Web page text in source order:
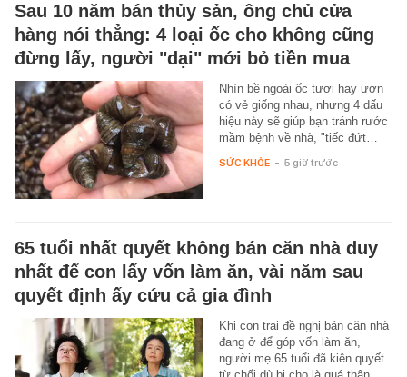
Sau 10 năm bán thủy sản, ông chủ cửa
hàng nói thẳng: 4 loại ốc cho không cũng
đừng lấy, người "dại" mới bỏ tiền mua
Nhìn bề ngoài ốc tươi hay ươn
có vẻ giống nhau, nhưng 4 dấu
hiệu này sẽ giúp bạn tránh rước
mầm bệnh về nhà, "tiếc đứt…
SỨC KHỎE - 5 giờ trước
65 tuổi nhất quyết không bán căn nhà duy
nhất để con lấy vốn làm ăn, vài năm sau
quyết định ấy cứu cả gia đình
Khi con trai đề nghị bán căn nhà
đang ở để góp vốn làm ăn,
người mẹ 65 tuổi đã kiên quyết